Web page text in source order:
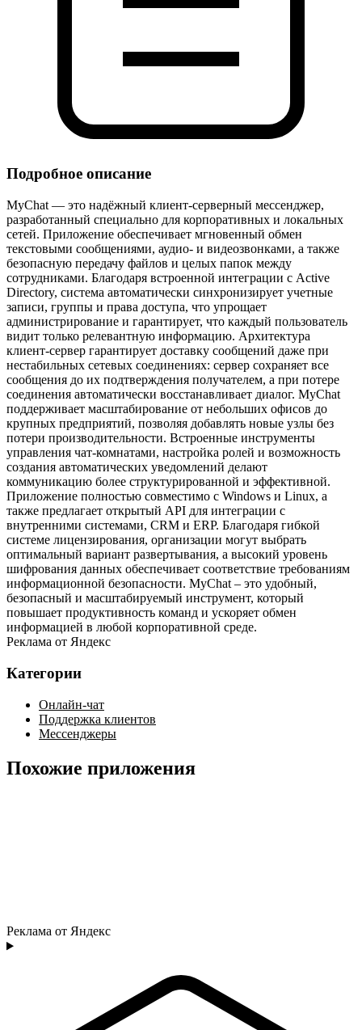
Подробное описание
MyChat — это надёжный клиент‑серверный мессенджер,
разработанный специально для корпоративных и локальных
сетей. Приложение обеспечивает мгновенный обмен
текстовыми сообщениями, аудио‑ и видеозвонками, а также
безопасную передачу файлов и целых папок между
сотрудниками. Благодаря встроенной интеграции с Active
Directory, система автоматически синхронизирует учетные
записи, группы и права доступа, что упрощает
администрирование и гарантирует, что каждый пользователь
видит только релевантную информацию. Архитектура
клиент‑сервер гарантирует доставку сообщений даже при
нестабильных сетевых соединениях: сервер сохраняет все
сообщения до их подтверждения получателем, а при потере
соединения автоматически восстанавливает диалог. MyChat
поддерживает масштабирование от небольших офисов до
крупных предприятий, позволяя добавлять новые узлы без
потери производительности. Встроенные инструменты
управления чат‑комнатами, настройка ролей и возможность
создания автоматических уведомлений делают
коммуникацию более структурированной и эффективной.
Приложение полностью совместимо с Windows и Linux, а
также предлагает открытый API для интеграции с
внутренними системами, CRM и ERP. Благодаря гибкой
системе лицензирования, организации могут выбрать
оптимальный вариант развертывания, а высокий уровень
шифрования данных обеспечивает соответствие требованиям
информационной безопасности. MyChat – это удобный,
безопасный и масштабируемый инструмент, который
повышает продуктивность команд и ускоряет обмен
информацией в любой корпоративной среде.
Реклама от Яндекс
Категории
Онлайн-чат
Поддержка клиентов
Мессенджеры
Похожие приложения
Реклама от Яндекс